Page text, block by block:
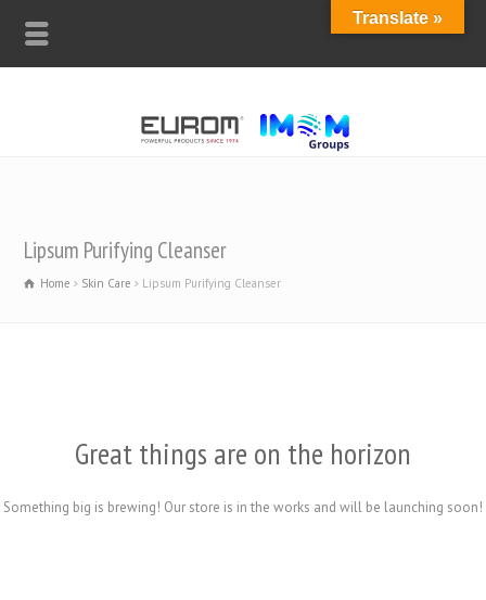
Lipsum Purifying Cleanser
Home Skin Care Lipsum Purifying Cleanser
Great things are on the horizon
Something big is brewing! Our store is in the works and will be launching soon!
Translate »